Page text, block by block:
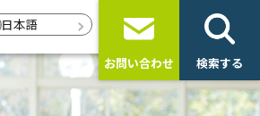
日本語
お問い合わせ 検索する